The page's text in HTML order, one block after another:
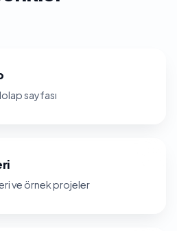
sayfası
ve örnek projeler